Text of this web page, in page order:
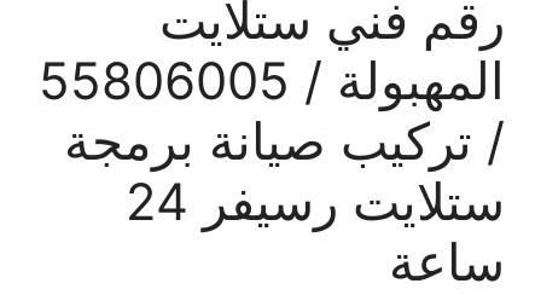
رقم فني ستلايت
المهبولة / 55806005
/ تركيب صيانة برمجة
ستلايت رسيفر 24
ساعة